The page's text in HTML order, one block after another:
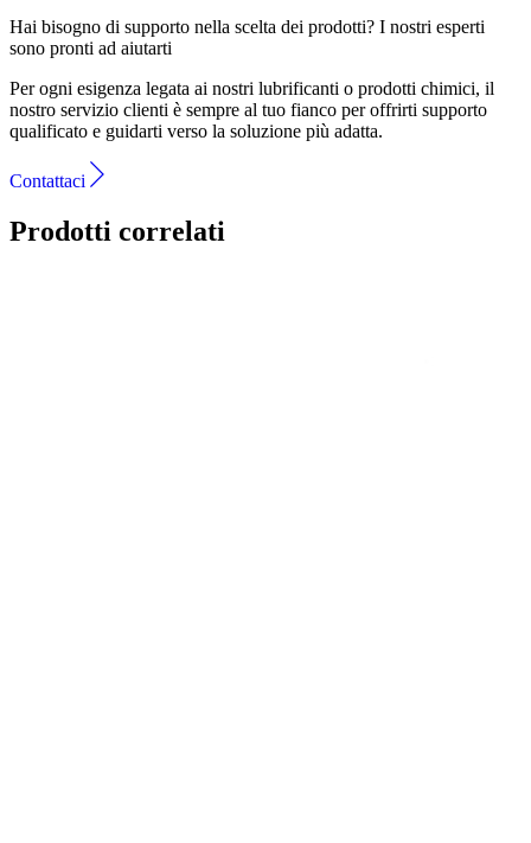
Hai bisogno di supporto nella scelta dei prodotti? I nostri esperti
sono pronti ad aiutarti
Per ogni esigenza legata ai nostri lubrificanti o prodotti chimici, il
nostro servizio clienti è sempre al tuo fianco per offrirti supporto
qualificato e guidarti verso la soluzione più adatta.
Contattaci
Prodotti correlati